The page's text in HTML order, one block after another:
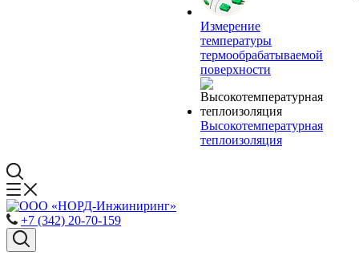
Измерение
температуры
термообрабатываемой
поверхности
Высокотемпературная
теплоизоляция
+7 (342) 20-70-159